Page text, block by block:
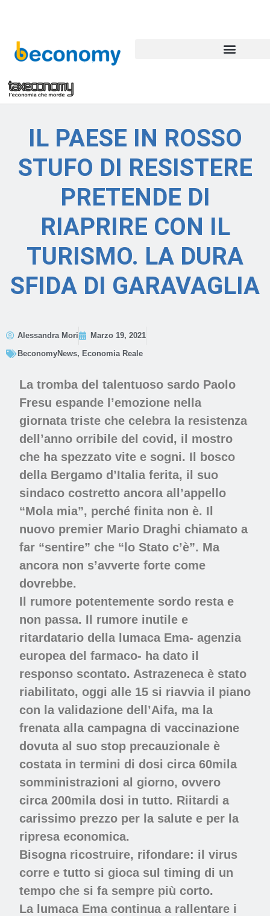
IL PAESE IN ROSSO
STUFO DI RESISTERE
PRETENDE DI
RIAPRIRE CON IL
TURISMO. LA DURA
SFIDA DI GARAVAGLIA
Alessandra Mori
Marzo 19, 2021
BeconomyNews, Economia Reale
La tromba del talentuoso sardo Paolo
Fresu espande l’emozione nella
giornata triste che celebra la resistenza
dell’anno orribile del covid, il mostro
che ha spezzato vite e sogni. Il bosco
della Bergamo d’Italia ferita, il suo
sindaco costretto ancora all’appello
“Mola mia”, perché finita non è. Il
nuovo premier Mario Draghi chiamato a
far “sentire” che “lo Stato c’è”. Ma
ancora non s’avverte forte come
dovrebbe.
Il rumore potentemente sordo resta e
non passa. Il rumore inutile e
ritardatario della lumaca Ema- agenzia
europea del farmaco- ha dato il
responso scontato. Astrazeneca è stato
riabilitato, oggi alle 15 si riavvia il piano
con la validazione dell’Aifa, ma la
frenata alla campagna di vaccinazione
dovuta al suo stop precauzionale è
costata in termini di dosi circa 60mila
somministrazioni al giorno, ovvero
circa 200mila dosi in tutto. Riitardi a
carissimo prezzo per la salute e per la
ripresa economica.
Bisogna ricostruire, rifondare: il virus
corre e tutto si gioca sul timing di un
tempo che si fa sempre più corto.
La lumaca Ema continua a rallentare i